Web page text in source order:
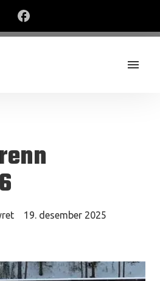
19. desember 2025